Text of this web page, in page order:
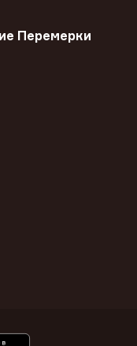
Перемерки